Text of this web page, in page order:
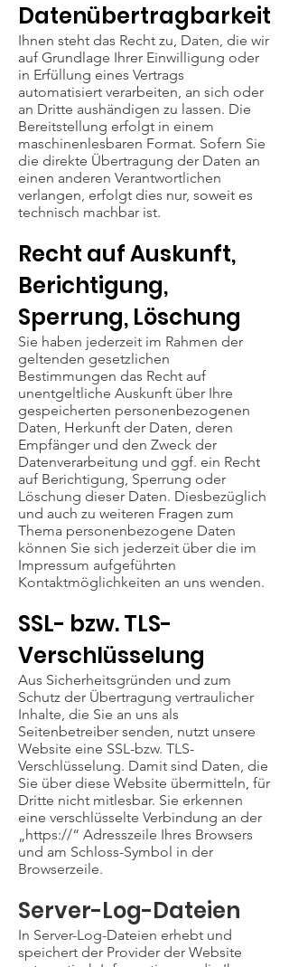
Datenübertragbarkeit
Ihnen steht das Recht zu, Daten, die wir
auf Grundlage Ihrer Einwilligung oder
in Erfüllung eines Vertrags
automatisiert verarbeiten, an sich oder
an Dritte aushändigen zu lassen. Die
Bereitstellung erfolgt in einem
maschinenlesbaren Format. Sofern Sie
die direkte Übertragung der Daten an
einen anderen Verantwortlichen
verlangen, erfolgt dies nur, soweit es
technisch machbar ist.
Recht auf Auskunft,
Berichtigung,
Sperrung, Löschung
Sie haben jederzeit im Rahmen der
geltenden gesetzlichen
Bestimmungen das Recht auf
unentgeltliche Auskunft über Ihre
gespeicherten personenbezogenen
Daten, Herkunft der Daten, deren
Empfänger und den Zweck der
Datenverarbeitung und ggf. ein Recht
auf Berichtigung, Sperrung oder
Löschung dieser Daten. Diesbezüglich
und auch zu weiteren Fragen zum
Thema personenbezogene Daten
können Sie sich jederzeit über die im
Impressum aufgeführten
Kontaktmöglichkeiten an uns wenden.
SSL- bzw. TLS-
Verschlüsselung
Aus Sicherheitsgründen und zum
Schutz der Übertragung vertraulicher
Inhalte, die Sie an uns als
Seitenbetreiber senden, nutzt unsere
Website eine SSL-bzw. TLS-
Verschlüsselung. Damit sind Daten, die
Sie über diese Website übermitteln, für
Dritte nicht mitlesbar. Sie erkennen
eine verschlüsselte Verbindung an der
„https://“ Adresszeile Ihres Browsers
und am Schloss-Symbol in der
Browserzeile.
Server-Log-Dateien
In Server-Log-Dateien erhebt und
speichert der Provider der Website